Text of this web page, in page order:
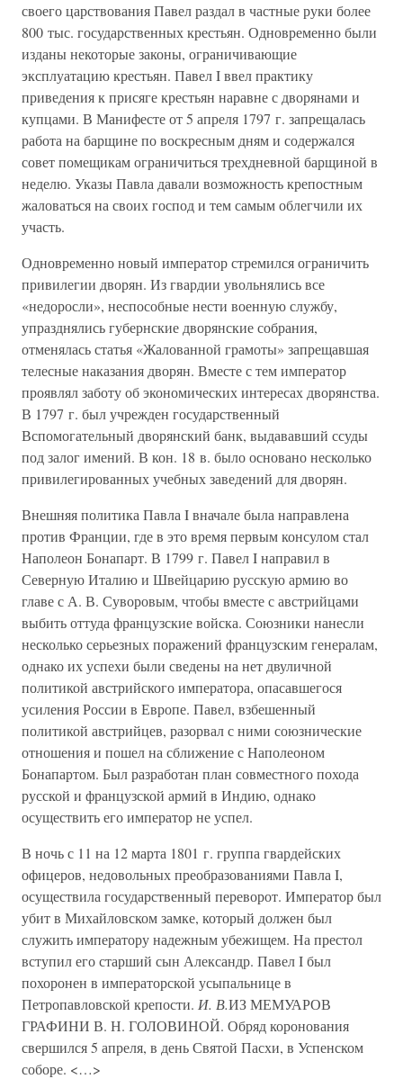
своего царствования Павел раздал в частные руки более
800 тыс. государственных крестьян. Одновременно были
изданы некоторые законы, ограничивающие
эксплуатацию крестьян. Павел I ввел практику
приведения к присяге крестьян наравне с дворянами и
купцами. В Манифесте от 5 апреля 1797 г. запрещалась
работа на барщине по воскресным дням и содержался
совет помещикам ограничиться трехдневной барщиной в
неделю. Указы Павла давали возможность крепостным
жаловаться на своих господ и тем самым облегчили их
участь.
Одновременно новый император стремился ограничить
привилегии дворян. Из гвардии увольнялись все
«недоросли», неспособные нести военную службу,
упразднялись губернские дворянские собрания,
отменялась статья «Жалованной грамоты» запрещавшая
телесные наказания дворян. Вместе с тем император
проявлял заботу об экономических интересах дворянства.
В 1797 г. был учрежден государственный
Вспомогательный дворянский банк, выдававший ссуды
под залог имений. В кон. 18 в. было основано несколько
привилегированных учебных заведений для дворян.
Внешняя политика Павла I вначале была направлена
против Франции, где в это время первым консулом стал
Наполеон Бонапарт. В 1799 г. Павел I направил в
Северную Италию и Швейцарию русскую армию во
главе с А. В. Суворовым, чтобы вместе с австрийцами
выбить оттуда французские войска. Союзники нанесли
несколько серьезных поражений французским генералам,
однако их успехи были сведены на нет двуличной
политикой австрийского императора, опасавшегося
усиления России в Европе. Павел, взбешенный
политикой австрийцев, разорвал с ними союзнические
отношения и пошел на сближение с Наполеоном
Бонапартом. Был разработан план совместного похода
русской и французской армий в Индию, однако
осуществить его император не успел.
В ночь с 11 на 12 марта 1801 г. группа гвардейских
офицеров, недовольных преобразованиями Павла I,
осуществила государственный переворот. Император был
убит в Михайловском замке, который должен был
служить императору надежным убежищем. На престол
вступил его старший сын Александр. Павел I был
похоронен в императорской усыпальнице в
Петропавловской крепости. И. В.ИЗ МЕМУАРОВ
ГРАФИНИ В. Н. ГОЛОВИНОЙ. Обряд коронования
свершился 5 апреля, в день Святой Пасхи, в Успенском
соборе. <…>